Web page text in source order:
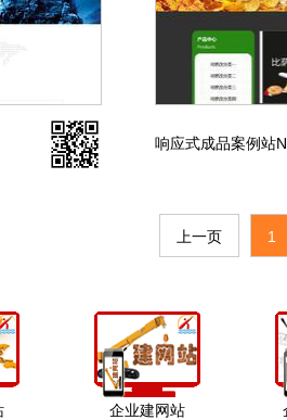
响应式成品案例站
上一页 1
企业建网站